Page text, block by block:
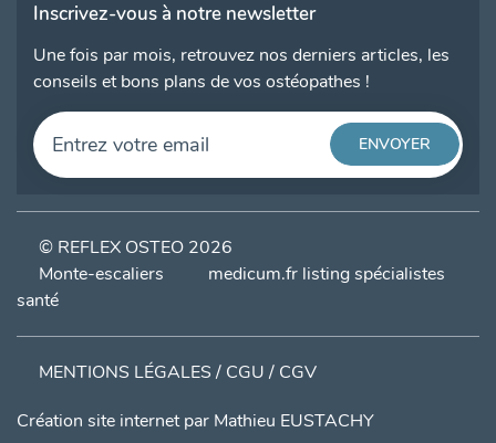
Inscrivez-vous à notre newsletter
Une fois par mois, retrouvez nos derniers articles, les
conseils et bons plans de vos ostéopathes !
© REFLEX OSTEO 2026
Monte-escaliers
medicum.fr listing spécialistes
santé
MENTIONS LÉGALES / CGU / CGV
Création site internet par Mathieu EUSTACHY